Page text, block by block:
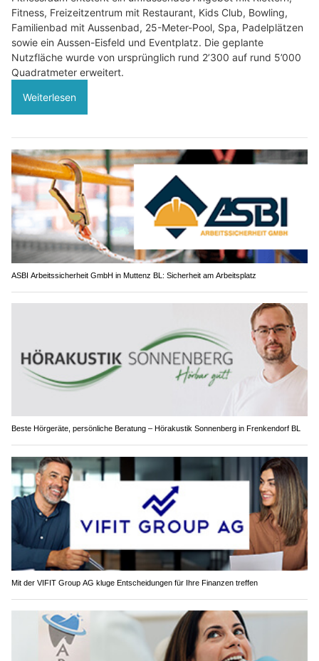
Fitness, Freizeitzentrum mit Restaurant, Kids Club, Bowling,
Familienbad mit Aussenbad, 25-Meter-Pool, Spa, Padelplätzen
sowie ein Aussen-Eisfeld und Eventplatz. Die geplante
Nutzfläche wurde von ursprünglich rund 2’300 auf rund 5’000
Quadratmeter erweitert.
Weiterlesen
ASBI Arbeitssicherheit GmbH in Muttenz BL: Sicherheit am Arbeitsplatz
Beste Hörgeräte, persönliche Beratung – Hörakustik Sonnenberg in Frenkendorf BL
Mit der VIFIT Group AG kluge Entscheidungen für Ihre Finanzen treffen